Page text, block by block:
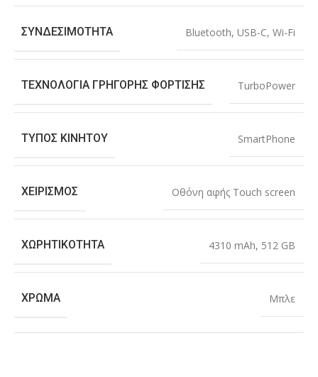
ΣΥΝΔΕΣΙΜΌΤΗΤΑ Bluetooth, USB-C, Wi-Fi
ΤΕΧΝΟΛΟΓΊΑ ΓΡΉΓΟΡΗΣ ΦΌΡΤΙΣΗΣ TurboPower
ΤΎΠΟΣ ΚΙΝΗΤΟΎ SmartPhone
ΧΕΙΡΙΣΜΌΣ Οθόνη αφής Touch screen
ΧΩΡΗΤΙΚΌΤΗΤΑ 4310 mAh, 512 GB
ΧΡΏΜΑ Μπλε